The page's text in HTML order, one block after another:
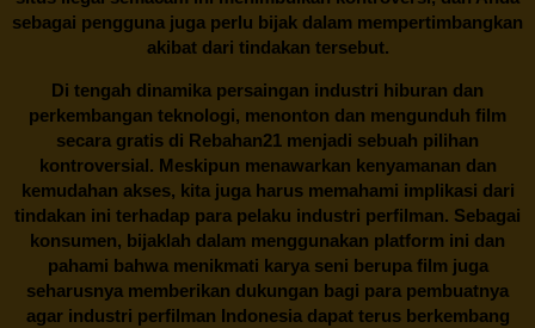
sebagai pengguna juga perlu bijak dalam mempertimbangkan
akibat dari tindakan tersebut.
Di tengah dinamika persaingan industri hiburan dan
perkembangan teknologi, menonton dan mengunduh film
secara gratis di Rebahan21 menjadi sebuah pilihan
kontroversial. Meskipun menawarkan kenyamanan dan
kemudahan akses, kita juga harus memahami implikasi dari
tindakan ini terhadap para pelaku industri perfilman. Sebagai
konsumen, bijaklah dalam menggunakan platform ini dan
pahami bahwa menikmati karya seni berupa film juga
seharusnya memberikan dukungan bagi para pembuatnya
agar industri perfilman Indonesia dapat terus berkembang